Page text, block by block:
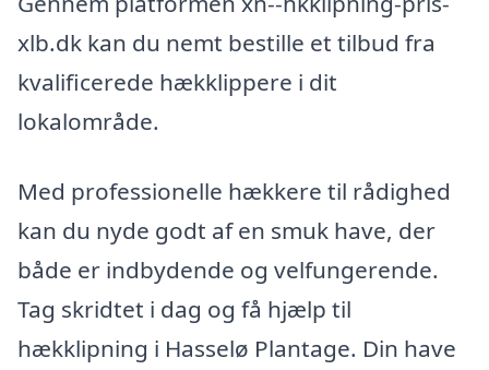
xlb.dk kan du nemt bestille et tilbud fra
kvalificerede hækklippere i dit
lokalområde.
Med professionelle hækkere til rådighed
kan du nyde godt af en smuk have, der
både er indbydende og velfungerende.
Tag skridtet i dag og få hjælp til
hækklipning i Hasselø Plantage. Din have